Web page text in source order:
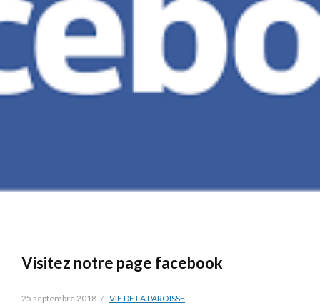
Visitez notre page facebook
25 septembre 2018 VIE DE LA PAROISSE